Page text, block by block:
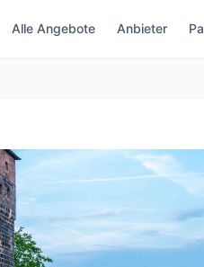
Alle Angebote Anbieter